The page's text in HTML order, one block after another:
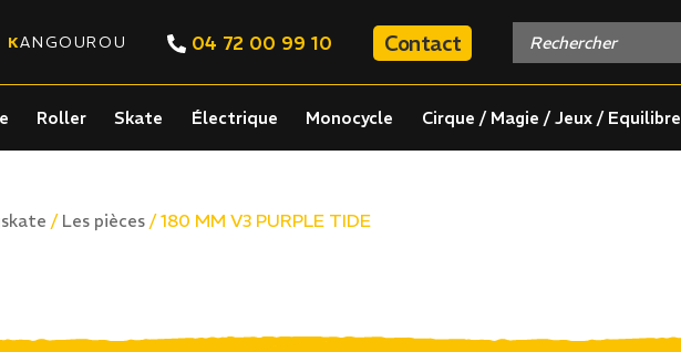
KANGOUROU 04 72 00 99 10 Contact
Roller Skate Électrique Monocycle Cirque / Magie / Jeux / Equilibre
/ Les pièces / 180 MM V3 PURPLE TIDE